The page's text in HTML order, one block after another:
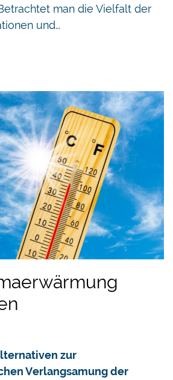
man die Vielfalt der
und…
zur
Verlangsamung der